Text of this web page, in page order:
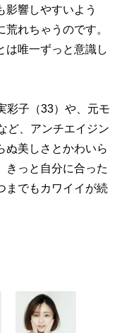
影響しやすいよう
れちゃうのです。
は唯一ずっと意識し
彩子（33）や、元モ
ど、アンチエイジン
ぬ美しさとかわいら
きっと自分に合った
までもカワイイが続